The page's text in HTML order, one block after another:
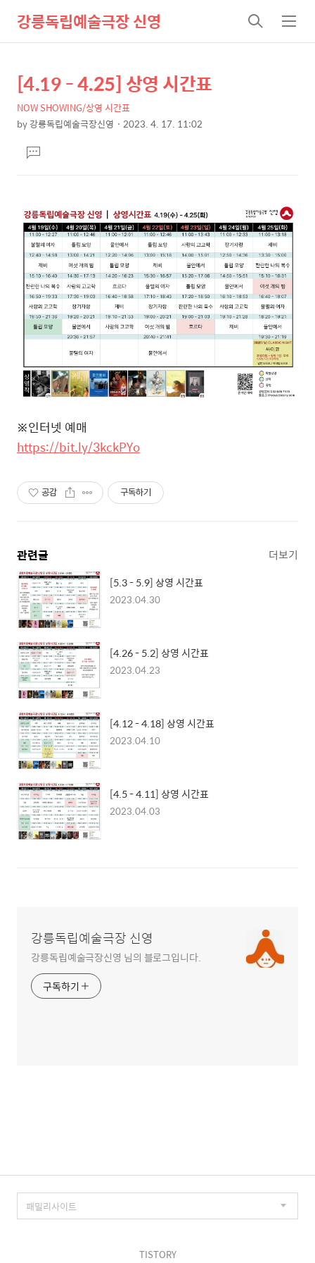
강릉독립예술극장 신영
검
색
메
뉴
상
세
컨
텐
츠
본
문
제
목
[4.19 - 4.25] 상영 시간표
NOW SHOWING/상영 시간표
by강릉독립예술극장신영 2023. 4. 17. 11:02
문댓
글
※인터넷 예매
https://bit.ly/3kckPYo
공감 구독하기
관련글 더보기
[5.3 - 5.9] 상영 시간표
2023.04.30
[4.26 - 5.2] 상영 시간표
2023.04.23
[4.12 - 4.18] 상영 시간표
2023.04.10
[4.5 - 4.11] 상영 시간표
2023.04.03
강릉독립예술극장 신영
강릉독립예술극장신영 님의 블로그입니다.
구독하기
TISTORY